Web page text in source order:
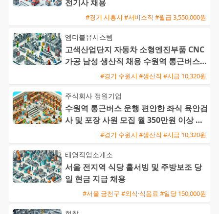
전기사 채용
#경기 시흥시 #서비스직 #월급 3,550,000원
엠더블유시스템
고색산업단지 자동차 소형엔진부품 CNC
가공 남성 생산직 채용 수원역 통근버스
#경기 수원시 #생산직 #시급 10,320원
주식회사 정원기업
수원역 통근버스 운행 편안한 좌식 육안검
사 및 포장 사원 모집 월 350만원 이상 가
#경기 수원시 #생산직 #시급 10,320원
태영직업소개소
서울 전지역 식당 홀서빙 및 주방보조 당
일 현금 지급 채용
#서울 금천구 #외식·식음료 #일당 150,000원